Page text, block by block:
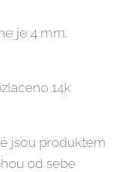
je 4 mm.
14k
jsou produktem
od sebe